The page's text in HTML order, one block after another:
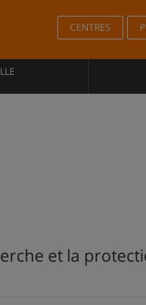
CENTRES
et la